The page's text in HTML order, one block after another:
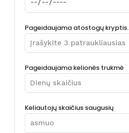
Pageidaujama atostogų kryptis.
Pageidaujama kelionės trukmė
Keliautojų skaičius saugusių